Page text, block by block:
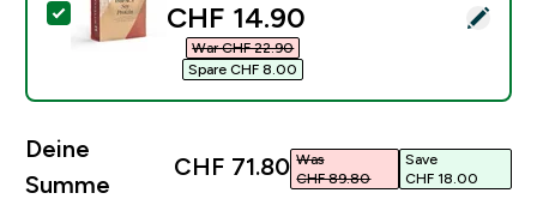
Dieses Produkt ausw�hlen - Sojaprotein-Isolat -
discounted price
CHF 14.90‎
War CHF 22.90‎
Spare CHF 8.00‎
Deine
Summe
CHF 71.80‎ Was
CHF 89.80‎
Save
CHF 18.00‎